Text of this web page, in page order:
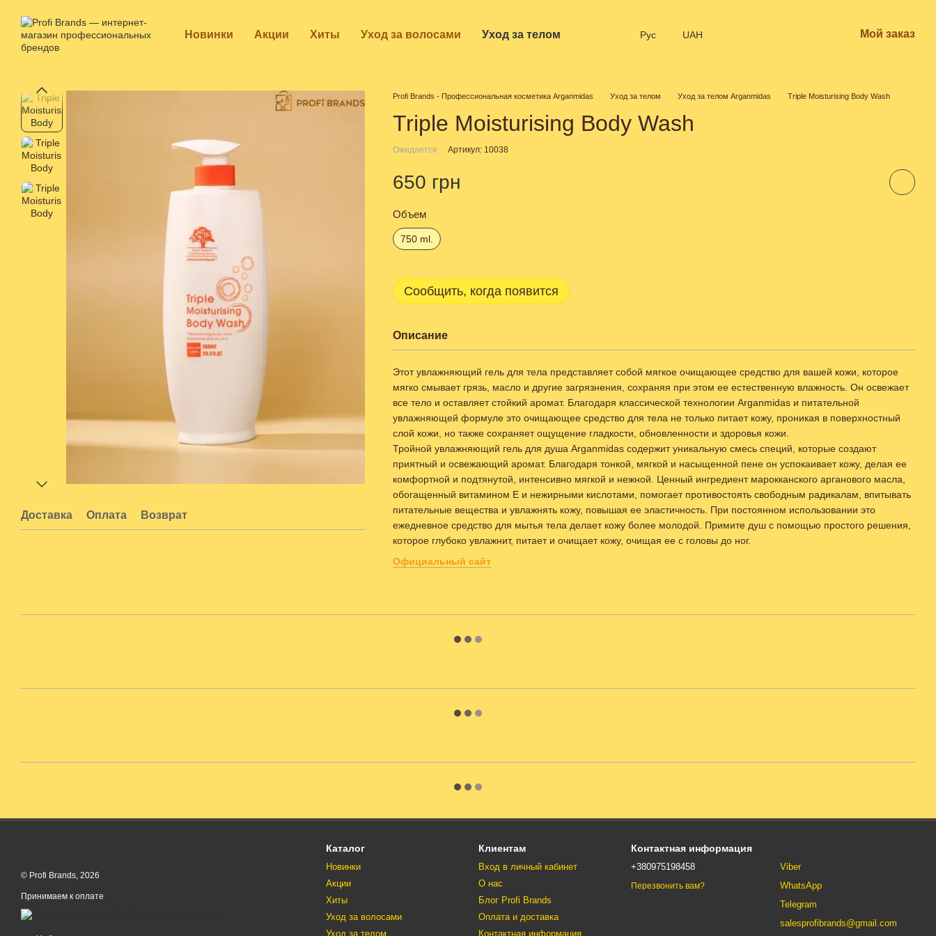
Новинки Акции Хиты Уход за волосами Уход за телом Рус UAH Мой заказ
Доставка Оплата Возврат
Profi Brands - Профессиональная косметика Arganmidas Уход за телом Уход за телом Arganmidas Triple Moisturising Body Wash
Triple Moisturising Body Wash
Ожидается Артикул: 10038
650 грн
Объем
750 ml.
Сообщить, когда появится
Описание
Этот увлажняющий гель для тела представляет собой мягкое очищающее средство для вашей кожи, которое
мягко смывает грязь, масло и другие загрязнения, сохраняя при этом ее естественную влажность. Он освежает
все тело и оставляет стойкий аромат. Благодаря классической технологии Arganmidas и питательной
увлажняющей формуле это очищающее средство для тела не только питает кожу, проникая в поверхностный
слой кожи, но также сохраняет ощущение гладкости, обновленности и здоровья кожи.
Тройной увлажняющий гель для душа Arganmidas содержит уникальную смесь специй, которые создают
приятный и освежающий аромат. Благодаря тонкой, мягкой и насыщенной пене он успокаивает кожу, делая ее
комфортной и подтянутой, интенсивно мягкой и нежной. Ценный ингредиент марокканского арганового масла,
обогащенный витамином Е и нежирными кислотами, помогает противостоять свободным радикалам, впитывать
питательные вещества и увлажнять кожу, повышая ее эластичность. При постоянном использовании это
ежедневное средство для мытья тела делает кожу более молодой. Примите душ с помощью простого решения,
которое глубоко увлажнит, питает и очищает кожу, очищая ее с головы до ног.
Официальный сайт
© Profi Brands, 2026
Принимаем к оплате
Каталог
Новинки
Акции
Хиты
Уход за волосами
Уход за телом
Клиентам
Вход в личный кабинет
О нас
Блог Profi Brands
Оплата и доставка
Контактная информация
Контактная информация
+380975198458
Перезвонить вам?
Viber
WhatsApp
Telegram
salesprofibrands@gmail.com